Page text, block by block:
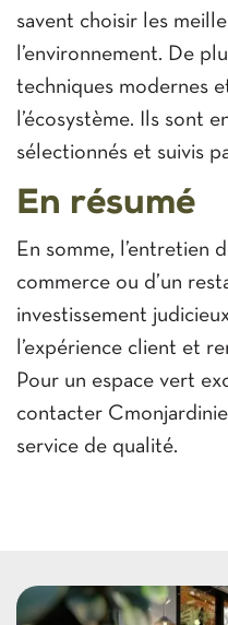
savent choisir les
l’environnement. De
techniques modernes
l’écosystème. Ils sont
sélectionnés et suivis
En résumé
En somme, l’entretien
commerce ou d’un
investissement
l’expérience client et
Pour un espace vert
contacter
service de qualité.